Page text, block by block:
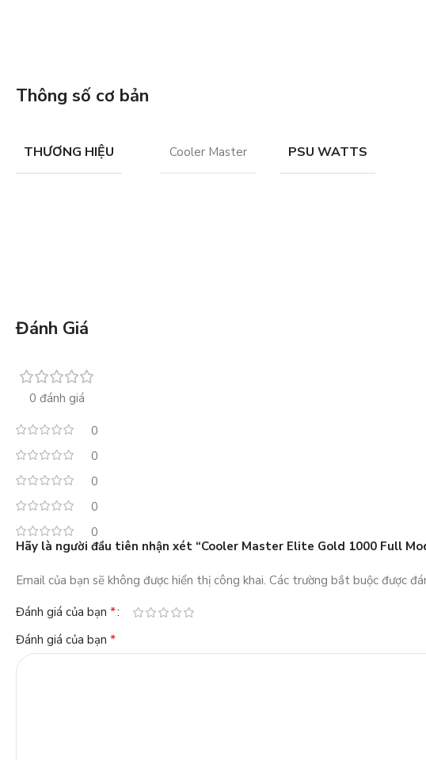
Thông số cơ bản
THƯƠNG HIỆU Cooler Master PSU WATTS
Đánh Giá
0 đánh giá
0
0
0
0
0
Hãy là người đầu tiên nhận xét “Cooler Master Elite Gold 1000 Full
Email của bạn sẽ không được hiển thị công khai. Các trường bắt buộc được
Đánh giá của bạn *
Đánh giá của bạn *